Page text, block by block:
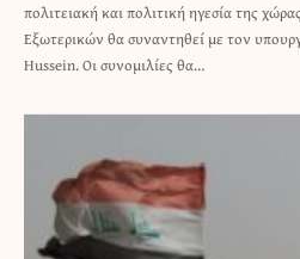
πολιτειακή και πολιτική ηγεσία της
Εξωτερικών θα συναντηθεί με τον
Hussein. Οι συνομιλίες θα…